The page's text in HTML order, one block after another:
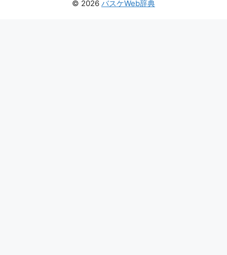
© 2026 バスケWeb辞典